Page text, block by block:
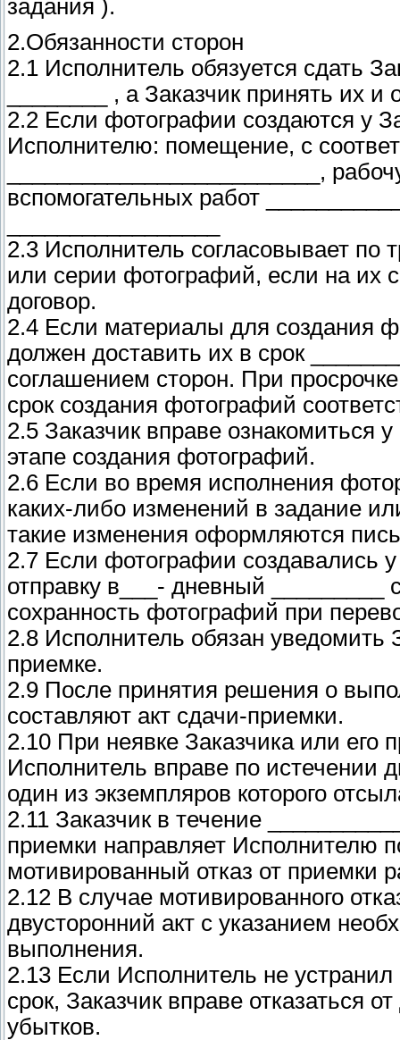
задания ).
2.Обязанности сторон
2.1 Исполнитель обязуется сдать
________ , а Заказчик принять их и
2.2 Если фотографии создаются у
Исполнителю: помещение, с
_________________________,
вспомогательных работ
2.3 Исполнитель согласовывает по
или серии фотографий, если на их
договор.
2.4 Если материалы для создания
должен доставить их в срок
соглашением сторон. При
срок создания фотографий
2.5 Заказчик вправе ознакомиться
этапе создания фотографий.
2.6 Если во время исполнения
каких-либо изменений в задание
такие изменения оформляются
2.7 Если фотографии создавались
отправку в___- дневный _________
сохранность фотографий при
2.8 Исполнитель обязан уведомить
приемке.
2.9 После принятия решения о
составляют акт сдачи-приемки.
2.10 При неявке Заказчика или его
Исполнитель вправе по истечении
один из экземпляров которого
2.11 Заказчик в течение
приемки направляет Исполнителю
мотивированный отказ от приемки
2.12 В случае мотивированного
двусторонний акт с указанием
выполнения.
2.13 Если Исполнитель не
срок, Заказчик вправе отказаться
убытков.